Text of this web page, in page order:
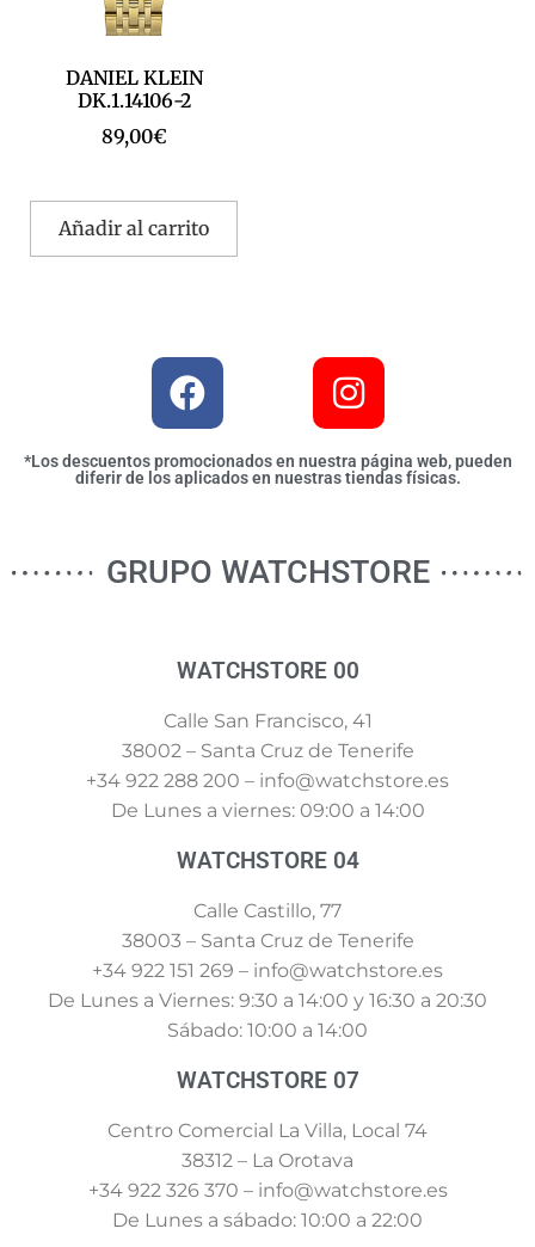
DANIEL KLEIN
DK.1.14106-2
89,00€
Añadir al carrito
*Los descuentos promocionados en nuestra página web, pueden
diferir de los aplicados en nuestras tiendas físicas.
GRUPO WATCHSTORE
WATCHSTORE 00
Calle San Francisco, 41
38002 – Santa Cruz de Tenerife
+34 922 288 200 – info@watchstore.es
De Lunes a viernes: 09:00 a 14:00
WATCHSTORE 04
Calle Castillo, 77
38003 – Santa Cruz de Tenerife
+34 922 151 269 – info@watchstore.es
De Lunes a Viernes: 9:30 a 14:00 y 16:30 a 20:30
Sábado: 10:00 a 14:00
WATCHSTORE 07
Centro Comercial La Villa, Local 74
38312 – La Orotava
+34 922 326 370 – info@watchstore.es
De Lunes a sábado: 10:00 a 22:00